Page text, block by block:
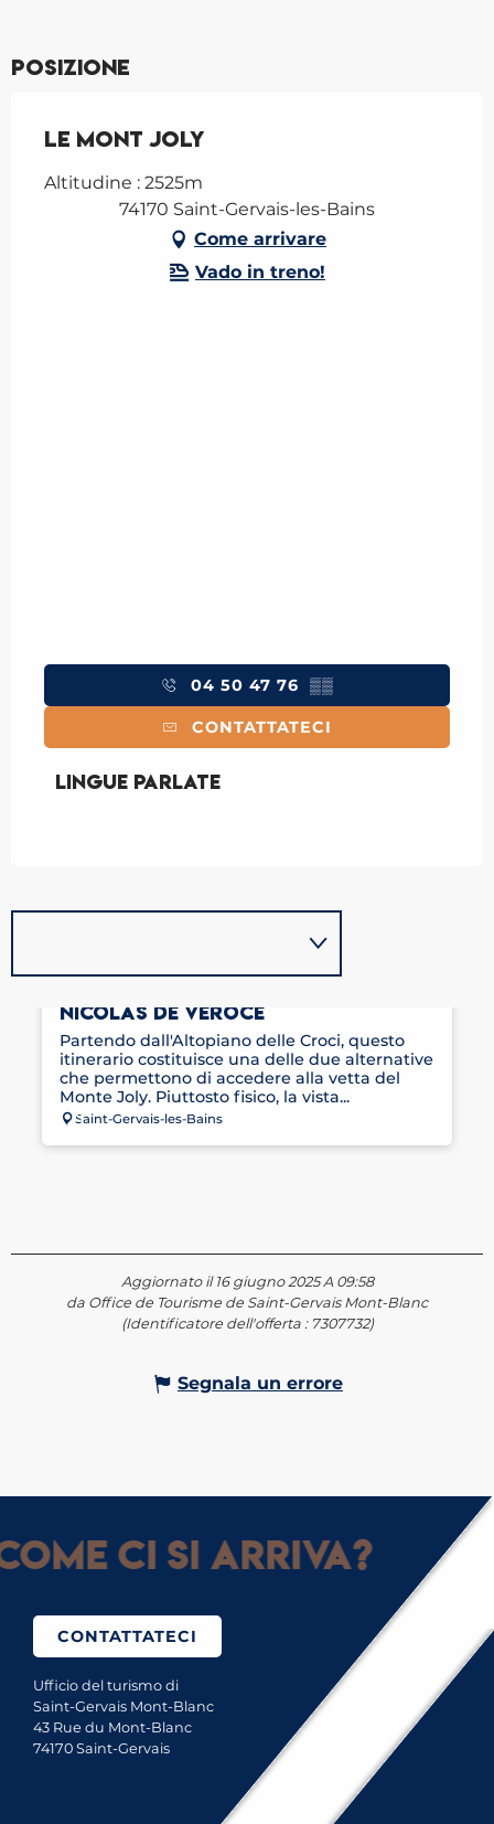
Posizione
Le Mont Joly
Altitudine : 2525m
74170 Saint-Gervais-les-Bains
Come arrivare
Vado in treno!
04 50 47 76 ▒▒
CONTATTATECI
Lingue parlate
Lingue parlate
NICOLAS DE VÉROCE
Partendo dall'Altopiano delle Croci, questo
itinerario costituisce una delle due alternative
che permettono di accedere alla vetta del
Monte Joly. Piuttosto fisico, la vista...
Saint-Gervais-les-Bains
Aggiornato il 16 giugno 2025 A 09:58
da Office de Tourisme de Saint-Gervais Mont-Blanc
(Identificatore dell'offerta : 7307732)
Segnala un errore
ci si arriva?
CONTATTATECI
Ufficio del turismo di
Saint-Gervais Mont-Blanc
43 Rue du Mont-Blanc
74170 Saint-Gervais